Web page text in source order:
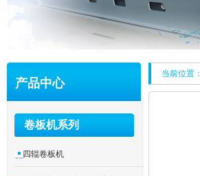
产品中心
卷板机系列
四辊卷板机
当前位置：